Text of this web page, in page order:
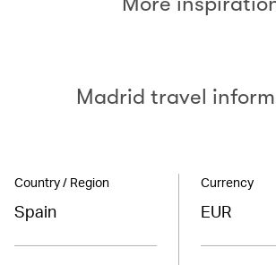
Madrid travel
Country / Region
Spain
Currency
EUR